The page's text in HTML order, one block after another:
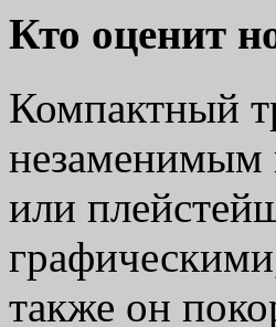
Кто оценит
Компактный
незаменимым
или
также он